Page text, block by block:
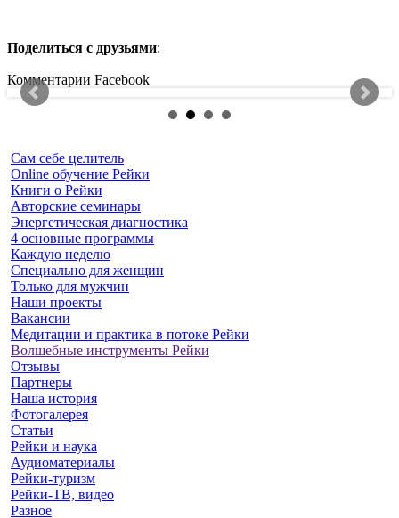
Поделиться с друзьями:
Комментарии Facebook
Сам себе целитель
Online обучение Рейки
Книги о Рейки
Авторские семинары
Энергетическая диагностика
4 основные программы
Каждую неделю
Специально для женщин
Только для мужчин
Наши проекты
Вакансии
Медитации и практика в потоке Рейки
Волшебные инструменты Рейки
Отзывы
Партнеры
Наша история
Фотогалерея
Статьи
Рейки и наука
Аудиоматериалы
Рейки-туризм
Рейки-ТВ, видео
Разное